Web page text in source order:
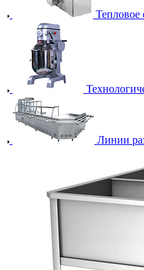
Тепловое
Линии